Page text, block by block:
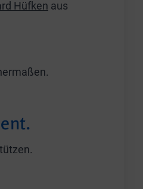
Hüfken aus